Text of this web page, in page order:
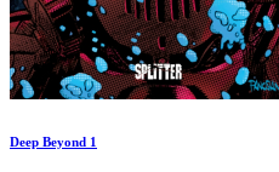
Deep Beyond 1